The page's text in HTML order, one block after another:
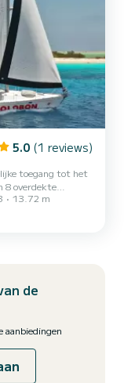
5.0 (1 reviews)
Het schip
een dubbel
13.72 m
de
aanbiedingen